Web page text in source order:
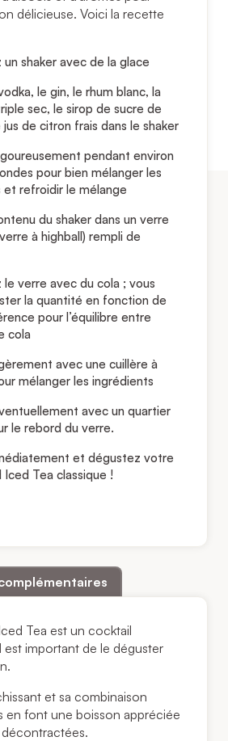
délicieuse. Voici la recette
un shaker avec de la glace
le gin, le rhum blanc, la
sec, le sirop de sucre de
de citron frais dans le shaker
pendant environ
pour bien mélanger les
et refroidir le mélange
du shaker dans un verre
à highball) rempli de
verre avec du cola ; vous
la quantité en fonction de
pour l’équilibre entre
cola
avec une cuillère à
mélanger les ingrédients
avec un quartier
le rebord du verre.
et dégustez votre
Iced Tea classique !
Tea est un cocktail
est important de le déguster
et sa combinaison
en font une boisson appréciée